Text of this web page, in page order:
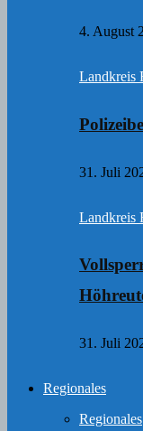
4. August
Landkreis
31. Juli
Landkreis
31. Juli
Regionales
Regionales